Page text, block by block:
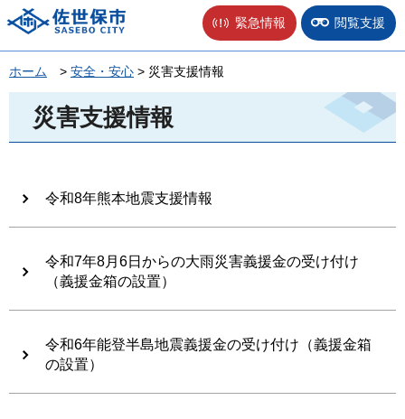
佐世保市 緊急情報 閲覧支援
ホーム > 安全・安心 > 災害支援情報
災害支援情報
令和8年熊本地震支援情報
令和7年8月6日からの大雨災害義援金の受け付け
（義援金箱の設置）
令和6年能登半島地震義援金の受け付け（義援金箱
の設置）